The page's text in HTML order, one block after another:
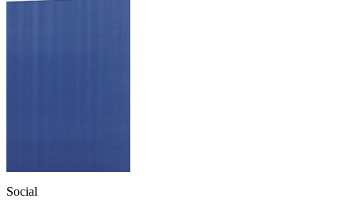
Social